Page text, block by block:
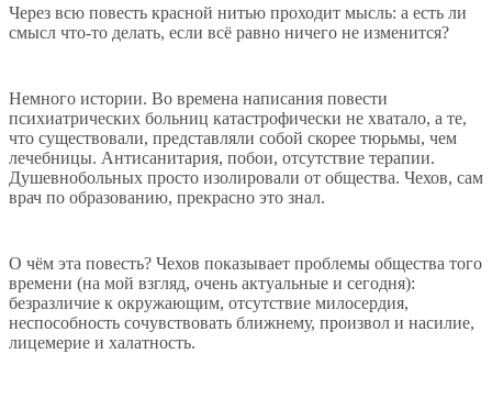
Через всю повесть красной нитью проходит мысль: а есть ли
смысл что-то делать, если всё равно ничего не изменится?
Немного истории. Во времена написания повести
психиатрических больниц катастрофически не хватало, а те,
что существовали, представляли собой скорее тюрьмы, чем
лечебницы. Антисанитария, побои, отсутствие терапии.
Душевнобольных просто изолировали от общества. Чехов, сам
врач по образованию, прекрасно это знал.
О чём эта повесть? Чехов показывает проблемы общества того
времени (на мой взгляд, очень актуальные и сегодня):
безразличие к окружающим, отсутствие милосердия,
неспособность сочувствовать ближнему, произвол и насилие,
лицемерие и халатность.